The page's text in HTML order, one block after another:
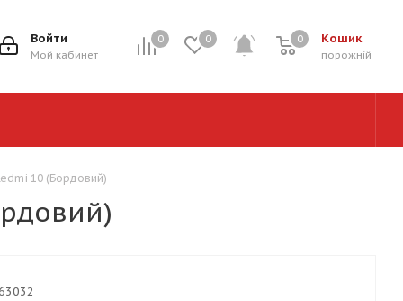
0 0 Кошик
0
порожній
0
Войти
Мой кабинет
10 (Бордовий)